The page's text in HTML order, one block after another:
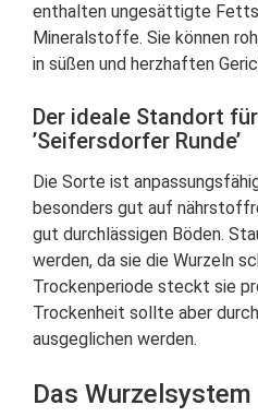
enthalten ungesättigte
Mineralstoffe. Sie können
in süßen und herzhaften
Der ideale Standort
’Seifersdorfer Runde’
Die Sorte ist
besonders gut auf
gut durchlässigen Böden.
werden, da sie die Wurzeln
Trockenperiode steckt sie
Trockenheit sollte aber
ausgeglichen werden.
Das Wurzelsystem